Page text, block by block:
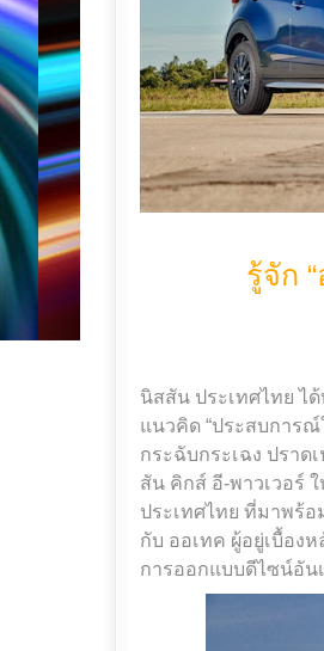
รู้จัก
นิสสัน ประเทศไทย ไ
แนวคิด “ประสบการณ์
กระฉับกระเฉง ปราด
สัน คิกส์ อี-พาวเวอร์
ประเทศไทย ที่มาพร้
กับ ออเทค ผู้อยู่เบื้อง
การออกแบบดีไซน์อั